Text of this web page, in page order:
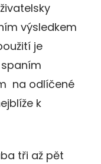
výsledkem
je
na odlíčené
k
tři až pět